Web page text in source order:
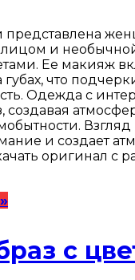
представлена
и
Ее макияж
что
Одежда с
создавая
и создает
оригинал с
с